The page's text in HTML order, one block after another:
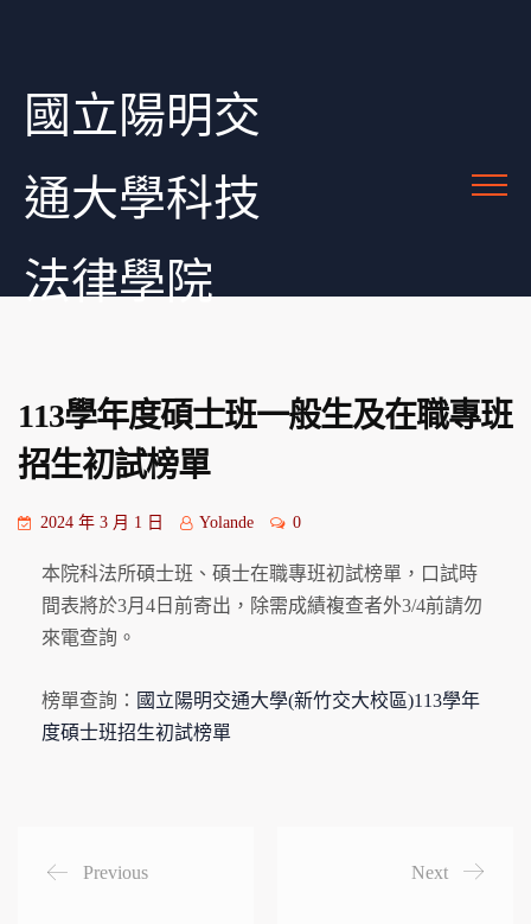
國立陽明交
通大學科技
法律學院
113學年度碩士班一般生及在職專班
招生初試榜單
2024 年 3 月 1 日 Yolande 0
本院科法所碩士班、碩士在職專班初試榜單，口試時
間表將於3月4日前寄出，除需成績複查者外3/4前請勿
來電查詢。
榜單查詢： 國立陽明交通大學(新竹交大校區)113學年
度碩士班招生初試榜單
Previous Next